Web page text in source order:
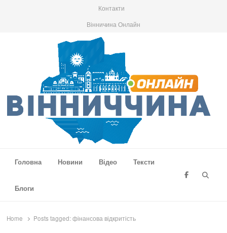
Контакти
Вінничина Онлайн
Головна
Новини Відео Тексти
Блоги
Home Posts tagged:фінансова відкритість